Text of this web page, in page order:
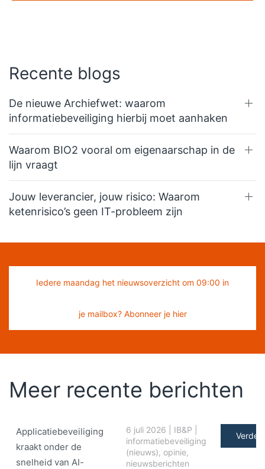
Recente blogs
De nieuwe Archiefwet: waarom
informatiebeveiliging hierbij moet aanhaken
Waarom BIO2 vooral om eigenaarschap in de
lijn vraagt
Jouw leverancier, jouw risico: Waarom
ketenrisico’s geen IT-probleem zijn
Iedere maandag het nieuwsoverzicht om 09:00 in
je mailbox? Abonneer je hier
Meer recente berichten
Applicatiebeveiliging
kraakt onder de
snelheid van AI-
6 juli 2026 IB&P
informatiebeveiliging
(nieuws), opinie,
nieuwsberichten
Verder